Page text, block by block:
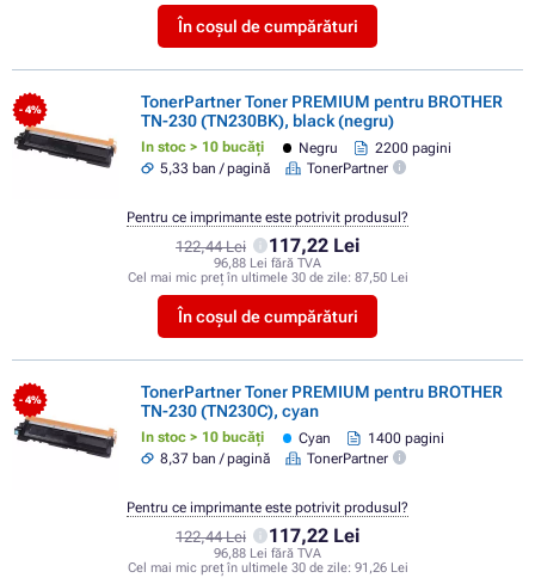
În coșul de cumpărături
- 4%
TonerPartner Toner PREMIUM pentru BROTHER
TN-230 (TN230BK), black (negru)
In stoc > 10 bucăți Negru
2200 pagini
5,33 ban / pagină
TonerPartner
122,44 Lei 117,22 Lei
96,88 Lei fără TVA
Cel mai mic preț în ultimele 30 de zile: 87,50 Lei
În coșul de cumpărături
Pentru ce imprimante este potrivit produsul?
- 4%
TonerPartner Toner PREMIUM pentru BROTHER
TN-230 (TN230C), cyan
In stoc > 10 bucăți Cyan
1400 pagini
8,37 ban / pagină
TonerPartner
122,44 Lei 117,22 Lei
96,88 Lei fără TVA
Cel mai mic preț în ultimele 30 de zile: 91,26 Lei
Pentru ce imprimante este potrivit produsul?